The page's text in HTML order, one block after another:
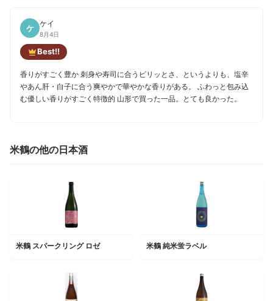
ケ ケイ
8月4日
Best!!
香りがすごく豊か 刺身や寿司に合うピリッとさ、というよりも、塩辛
やあん肝・白子に合う爽やかで華やかな香りがある。 ふわっと包み込
む優しい香りがすごく特徴的 山形で買った一品。とても良かった。
米鶴の他の日本酒
米鶴 スパークリング ロゼ 米鶴 純米蛍ラベル